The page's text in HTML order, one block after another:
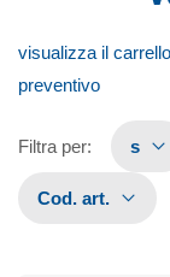
visualizza il
preventivo
Filtra per: s
Cod. art.